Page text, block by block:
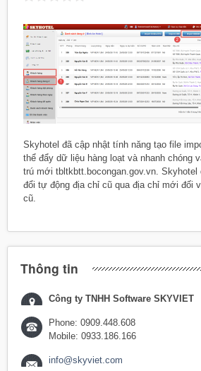
Skyhotel đã cập nhật tính năng tạo file
thể đẩy dữ liệu hàng loạt và nhanh chóng
trú mới tbltkbtt.bocongan.gov.vn. Skyhotel
đổi tự động địa chỉ cũ qua địa chỉ mới đối
cũ.
Thông tin
Công ty TNHH Software SKYVIET
Phone: 0909.448.608
Mobile: 0933.186.166
info@skyviet.com